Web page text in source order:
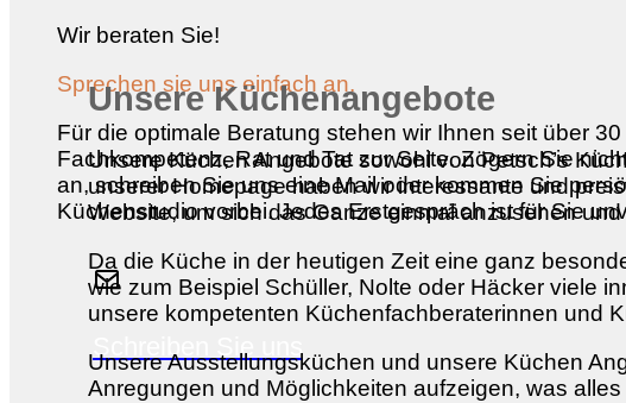
Wir beraten Sie!
Sprechen sie uns einfach an.
Für die optimale Beratung stehen wir Ihnen seit über
Fachkompetenz, Rat und Tat zur Seite. Zögern Sie
an, schreiben Sie uns eine Mail oder kommen Sie
Küchenstudio vorbei. Jedes Erstgespräch ist für Sie
Schreiben Sie uns
Unsere Küchenangebote
Unsere Küchen Angebote sowohl von Petsch’s
unserer Homepage haben wir interessante und
Website, um sich das Ganze einmal anzusehen
Da die Küche in der heutigen Zeit eine ganz
wie zum Beispiel Schüller, Nolte oder Häcker viele
unsere kompetenten Küchenfachberaterinnen und
Unsere Ausstellungsküchen und unsere Küchen
Anregungen und Möglichkeiten aufzeigen, was alles